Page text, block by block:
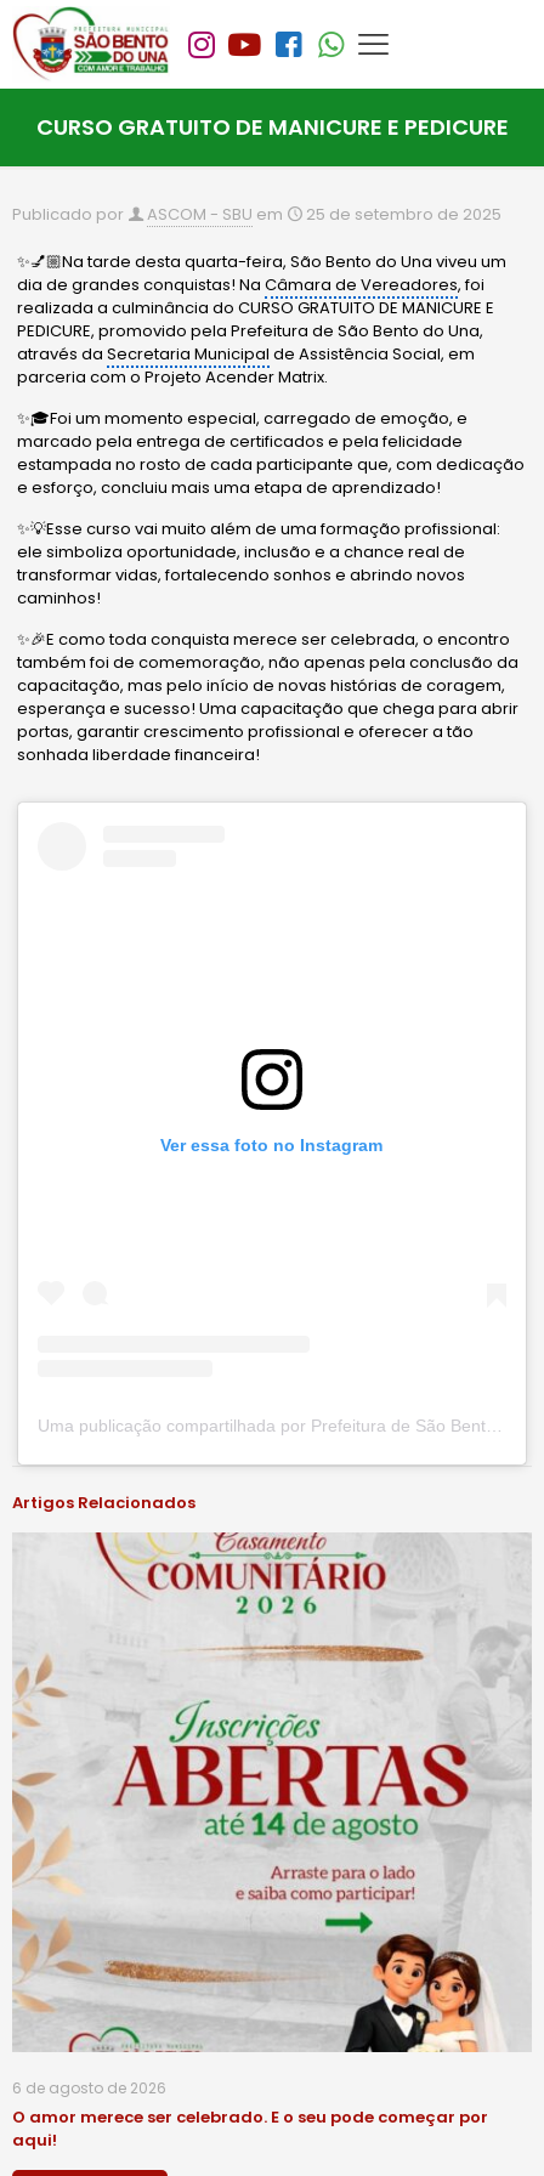
CURSO GRATUITO DE MANICURE E PEDICURE
Publicado por ASCOM - SBU em 25 de setembro de 2025
✨💅🏼Na tarde desta quarta-feira, São Bento do Una viveu um
dia de grandes conquistas! NaCâmara de Vereadores, foi
realizada a culminância do CURSO GRATUITO DE MANICURE E
PEDICURE, promovido pela Prefeitura de São Bento do Una,
através daSecretaria Municipal de Assistência Social, em
parceria com o Projeto Acender Matrix.
✨🎓Foi um momento especial, carregado de emoção, e
marcado pela entrega de certificados e pela felicidade
estampada no rosto de cada participante que, com dedicação
e esforço, concluiu mais uma etapa de aprendizado!
✨💡Esse curso vai muito além de uma formação profissional:
ele simboliza oportunidade, inclusão e a chance real de
transformar vidas, fortalecendo sonhos e abrindo novos
caminhos!
✨🎉E como toda conquista merece ser celebrada, o encontro
também foi de comemoração, não apenas pela conclusão da
capacitação, mas pelo início de novas histórias de coragem,
esperança e sucesso! Uma capacitação que chega para abrir
portas, garantir crescimento profissional e oferecer a tão
sonhada liberdade financeira!
Ver essa foto no Instagram
Artigos Relacionados
6 de agosto de 2026
O amor merece ser celebrado. E o seu pode começar por
aqui!